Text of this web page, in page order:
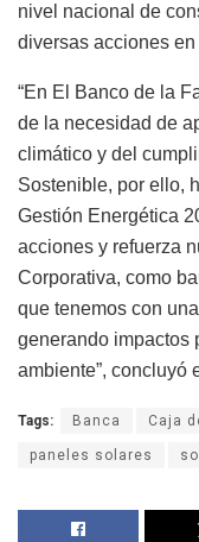
nivel nacional de
diversas acciones
“En El Banco de la
de la necesidad de
climático y del
Sostenible, por ello,
Gestión Energética
acciones y refuerza
Corporativa, como
que tenemos con
generando impactos
ambiente”, concluyó
Tags: Banca Caja
paneles solares